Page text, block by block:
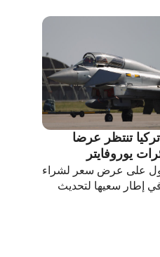
تنتظر عرضا
يوروفايتر
على عرض سعر لشراء
إطار سعيها لتحديث